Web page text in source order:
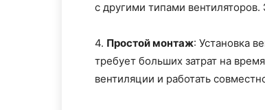
с другими типами вентиляторов.
4. Простой монтаж: Установка
требует больших затрат на
вентиляции и работать